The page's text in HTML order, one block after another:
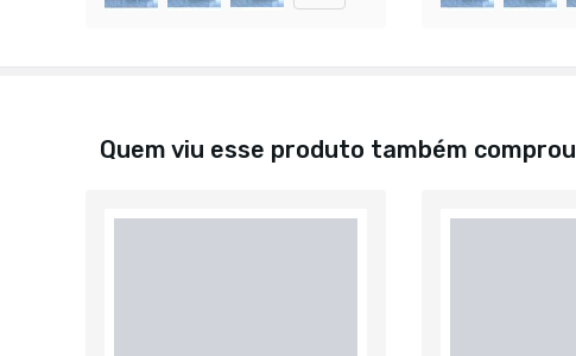
Quem viu esse produto também comprou